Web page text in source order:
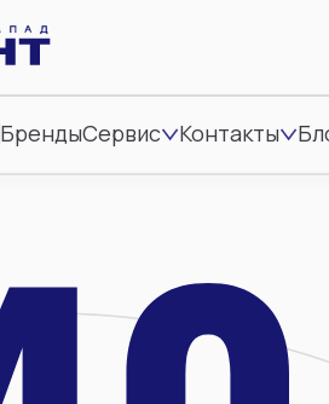
БрендыСервис Контакты